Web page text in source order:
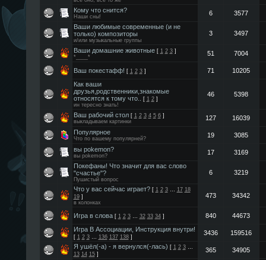
Кому что снится?
Наши сны! 6
3577
Ваши любимые современные (и не
только) композиторы
и/или музыкальные группы
3 3497
Ваши домашние животные [ 1 2 3]
*____*
51 7004
Ваш покестафф! [ 1 2 3] 71
10205
Как ваши
друзья,родственники,знакомые
относятся к тому что..
[ 1 2]
ин тересно знать!
46 5398
Ваш рабочий стол [ 1 2 3 4 5 6]
выкладываем картинки
127
16039
Популярное
Что по вашему популярней? 19
3085
вы pokemon?
вы pokemon? 17
3169
Покефаны! Что значит для вас слово
"счастье"?
Пушистый вопрос
6 3219
Что у вас сейчас играет? [ 1 2 3… 17 18
19]
в колонках
473 34342
Игра в слова [ 1 2 3… 32 33 34] 840
44673
Игра В Ассоциации, Инструкция внутри!
[ 1 2 3… 136 137 138]
3436
159516
Я ушёл(-а) - я вернулся(-лась) [ 1 2 3…
13 14 15]
365
34905